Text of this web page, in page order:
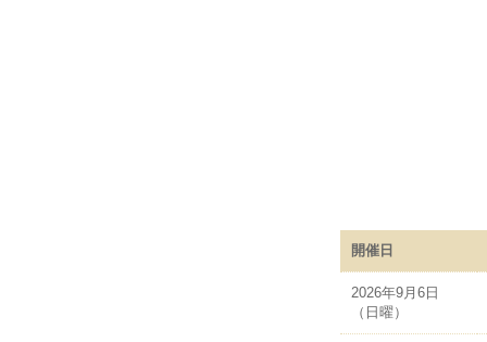
開催日
2026年9月6日
（日曜）